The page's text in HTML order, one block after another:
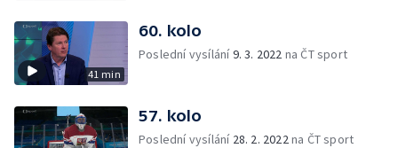
41 min
60. kolo
Poslední vysílání9. 3. 2022 na ČT sport
57. kolo
Poslední vysílání 28. 2. 2022na ČT sport